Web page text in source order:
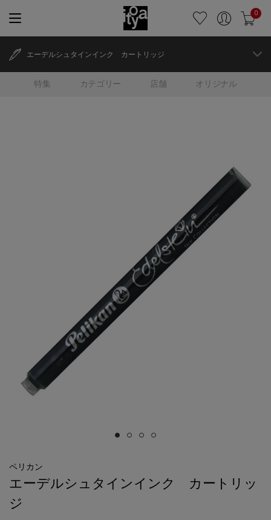
0
特集 カテゴリー 店舗 オリジナル
エーデルシュタインインク カートリッジ
ペリカン
エーデルシュタインインク カートリッ
ジ